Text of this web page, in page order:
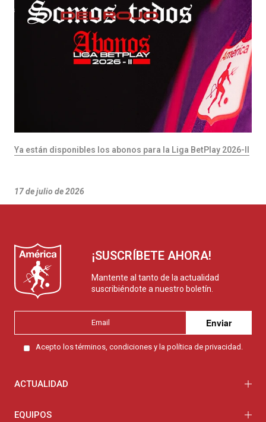
Ya están disponibles los abonos para la Liga BetPlay 2026-II
17 de julio de 2026
¡SUSCRÍBETE AHORA!
Mantente al tanto de la actualidad
suscribiéndote a nuestro boletín.
Enviar
Acepto lostérminos, condiciones y la política de privacidad.
ACTUALIDAD
EQUIPOS